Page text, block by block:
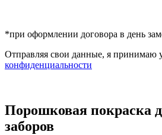
*при оформлении договора в день
Отправляя свои данные, я принимаю
конфиденциальности
Порошковая покраска
заборов